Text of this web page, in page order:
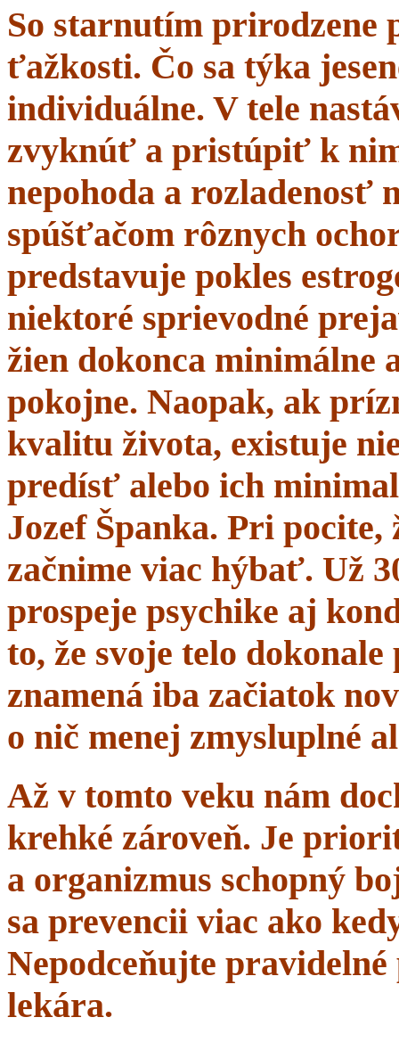
So starnutím prirodzene
ťažkosti. Čo sa týka
individuálne. V tele
zvyknúť a pristúpiť k
nepohoda a
spúšťačom rôznych
predstavuje pokles
niektoré sprievodné
žien dokonca minimálne
pokojne. Naopak, ak
kvalitu života, existuje
predísť alebo ich
Jozef Španka. Pri
začnime viac hýbať. Už
prospeje psychike aj
to, že svoje telo dokonale
znamená iba začiatok
o nič menej zmysluplné
Až v tomto veku nám
krehké zároveň. Je
a organizmus schopný
sa prevencii viac ako
Nepodceňujte
lekára.